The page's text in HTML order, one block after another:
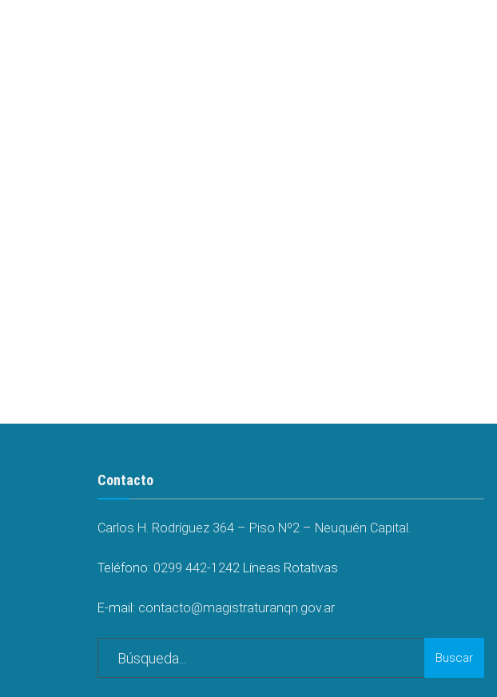
Contacto
Carlos H. Rodríguez 364 – Piso Nº2 – Neuquén Capital.
Teléfono: 0299 442-1242 Líneas Rotativas
E-mail: contacto@magistraturanqn.gov.ar
Buscar